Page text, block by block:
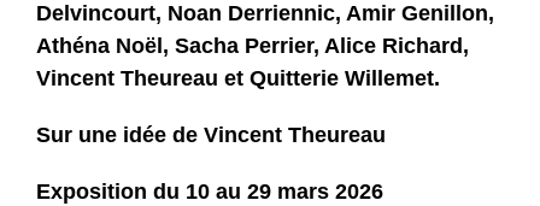
Delvincourt, Noan Derriennic, Amir Genillon,
Athéna Noël, Sacha Perrier, Alice Richard,
Vincent Theureau et Quitterie Willemet.
Sur une idée de Vincent Theureau
Exposition du 10 au 29 mars 2026